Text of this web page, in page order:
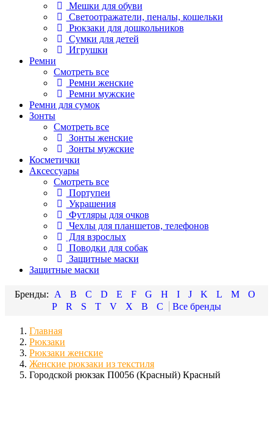
Мешки для обуви
Светоотражатели, пеналы, кошельки
Рюкзаки для дошкольников
Сумки для детей
Игрушки
Ремни
Смотреть все
Ремни женские
Ремни мужские
Ремни для сумок
Зонты
Смотреть все
Зонты женские
Зонты мужские
Косметички
Аксессуары
Смотреть все
Портупеи
Украшения
Футляры для очков
Чехлы для планшетов, телефонов
Для взрослых
Поводки для собак
Защитные маски
Защитные маски
A B C D E F G H I J K L M
O
P
R S T V X В С
Главная
Рюкзаки
Рюкзаки женские
Женские рюкзаки из текстиля
Городской рюкзак П0056 (Красный) Красный